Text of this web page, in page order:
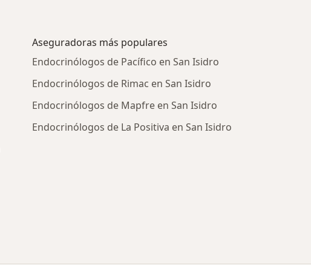
Aseguradoras más populares
Endocrinólogos de Pacífico en San Isidro
Endocrinólogos de Rimac en San Isidro
Endocrinólogos de Mapfre en San Isidro
Endocrinólogos de La Positiva en San Isidro